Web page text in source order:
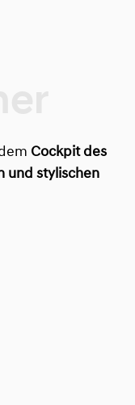
Cockpit des
und stylischen